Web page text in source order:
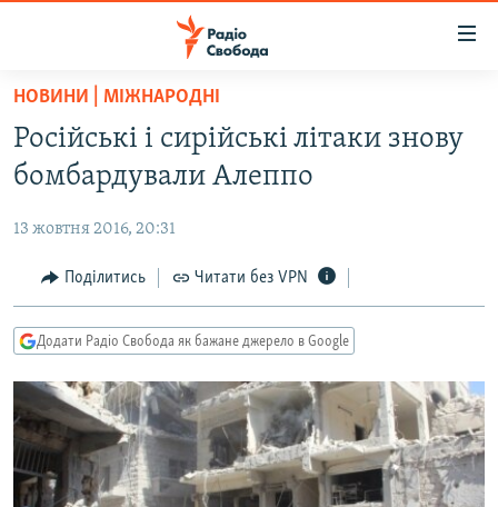
Перейти
основного
матеріалу
до
навігації
Перейти
до
ВСЕ ЗА ДОБУ
ПОЛІТИКА
ЕКОНОМІКА
КУЛЬТУРА
СПОРТ
УКРАЇНА
СВІТ
ВІЙНА
РОСІЙСЬКА «ФІЛЬТРАЦІЯ»
КРИМ.РЕАЛІЇ
ТИ ЯК?
СХЕМИ
КИТАЙ.ВИКЛИКИ
НОВИНИ | МІЖНАРОДНІ
Російські і сирійські літаки знову
бомбардували Алеппо
13 жовтня 2016, 20:31
Поділитись Читати без VPN
Додати Радіо Свобода як бажане джерело в Google